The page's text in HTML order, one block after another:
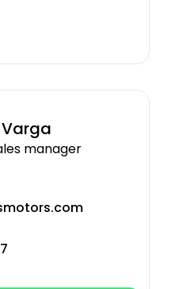
Varga
manager